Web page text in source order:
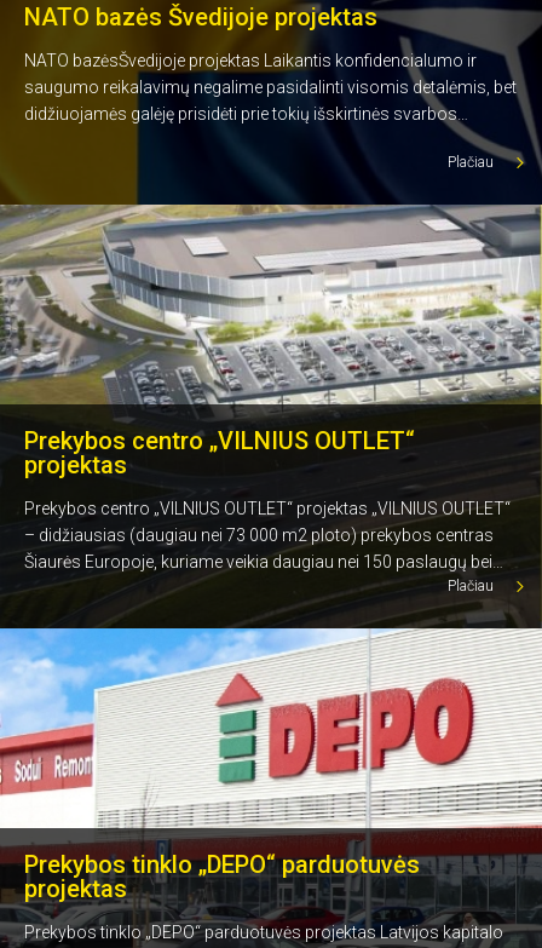
NATO bazės Švedijoje projektas
NATO bazėsŠvedijoje projektas Laikantis konfidencialumo ir
saugumo reikalavimų negalime pasidalinti visomis detalėmis, bet
didžiuojamės galėję prisidėti prie tokių išskirtinės svarbos
Armatūrinių bei polinių karkasų ir armatūros ruošinių gamyba
rūpinosi visa „Nord metal“ komanda. Šiam projektui taip pat
tiekėme ir strypinę armatūrą.
Plačiau
Prekybos centro „VILNIUS OUTLET“
projektas
Prekybos centro „VILNIUS OUTLET“ projektas „VILNIUS OUTLET“
– didžiausias (daugiau nei 73 000 m2 ploto) prekybos centras
Šiaurės Europoje, kuriame veikia daugiau nei 150 paslaugų bei
prekybos įmonių, maitinimo įstaigų ir kitų laisvalaikio erdvių
atidarytas 2021 metais Vilniuje. „Nord metal“ šiam grandioziniam
išskirtinės konstrukcijos statybų projektui ir jo rangovams tiekė
aukščiausios kokybės armatūrinius karkasus.
Plačiau
Prekybos tinklo „DEPO“ parduotuvės
projektas
Prekybos tinklo „DEPO“ parduotuvės projektas Latvijos kapitalo